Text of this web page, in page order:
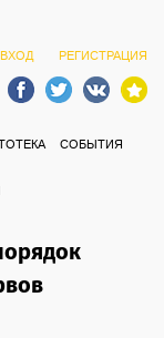
ВХОД РЕГИСТРАЦИЯ
СОБЫТИЯ